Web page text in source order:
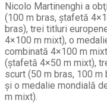
Nicolo Martinenghi a
(100 m bras, ştafetă
bras), trei titluri
4×100 m mixt), o
combinată 4×100 m
(ştafetă 4×50 m mixt),
scurt (50 m bras, 100
şi o medalie mondială
m mixt).